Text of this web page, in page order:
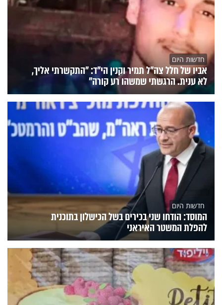
חדשות היום
אביו של חלל צה"ל תמיר וקנין הי"ד: "התקשרתי אליך,
לא ענית. הרגשתי שמשהו רע קורה"
חדשות היום
המוסד: הודחו שני בכירים בשל הכישלון בתוכנית
להפלת המשטר האיראני